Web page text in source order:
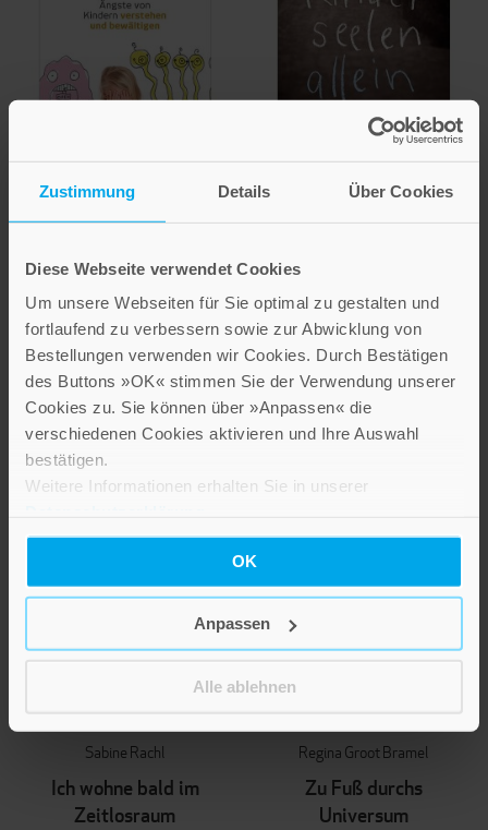
Zustimmung Details Über Cookies
Diese Webseite verwendet Cookies
Um unsere Webseiten für Sie optimal zu gestalten und
fortlaufend zu verbessern sowie zur Abwicklung von
Bestellungen verwenden wir Cookies. Durch Bestätigen
des Buttons »OK« stimmen Sie der Verwendung unserer
Cookies zu. Sie können über »Anpassen« die
verschiedenen Cookies aktivieren und Ihre Auswahl
bestätigen.
Weitere Informationen erhalten Sie in unserer
OK
Anpassen
Alle ablehnen
Monika Specht-Tomann
Was macht das
Bett?
Ängste von Kindern
verstehen und bewältigen
14,99 €
IN DEN WARENKORB
Ann Helena Neudek
Kinderseelenallein
und wie ich ins Leben fand
19,99 €
IN DEN WARENKORB
Sabine Rachl
Ich wohne bald im
Zeitlosraum
Regina Groot Bramel
Zu Fuß durchs
Universum